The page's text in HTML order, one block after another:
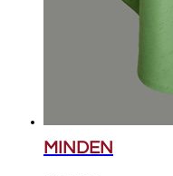
MINDEN